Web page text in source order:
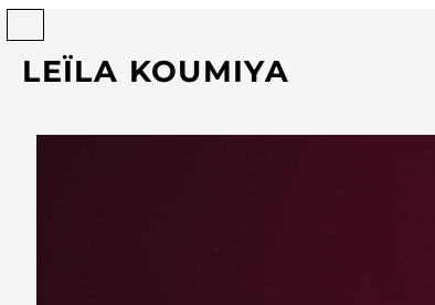
LEÏLA KOUMIYA